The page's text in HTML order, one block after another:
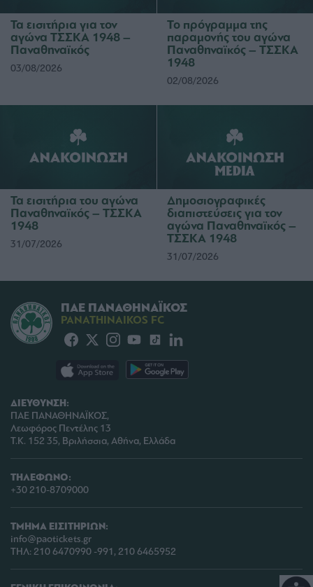
Τα εισιτήρια για τον
αγώνα ΤΣΣΚΑ 1948 –
Παναθηναϊκός
03/08/2026
Το πρόγραμμα της
παραμονής του αγώνα
Παναθηναϊκός – ΤΣΣΚΑ
1948
02/08/2026
Τα εισιτήρια του αγώνα
Παναθηναϊκός – ΤΣΣΚΑ
1948
31/07/2026
Δημοσιογραφικές
διαπιστεύσεις για τον
αγώνα Παναθηναϊκός –
ΤΣΣΚΑ 1948
31/07/2026
ΔΙΕΥΘΥΝΣΗ:
ΠΑΕ ΠΑΝΑΘΗΝΑΪΚΟΣ,
Λεωφόρος Πεντέλης 13
Τ.Κ. 152 35, Βριλήσσια, Αθήνα, Ελλάδα
ΤΗΛΕΦΩΝΟ:
+30 210-8709000
ΤΜΗΜΑ ΕΙΣΙΤΗΡΙΩΝ:
info@paotickets.gr
ΤΗΛ: 210 6470990 -991, 210 6465952
ΠΑΕ ΠΑΝΑΘΗΝΑΪΚΟΣ
PANATHINAIKOS FC